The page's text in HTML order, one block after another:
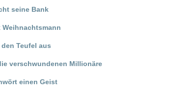
seine Bank
Weihnachtsmann
Teufel aus
verschwundenen Millionäre
einen Geist